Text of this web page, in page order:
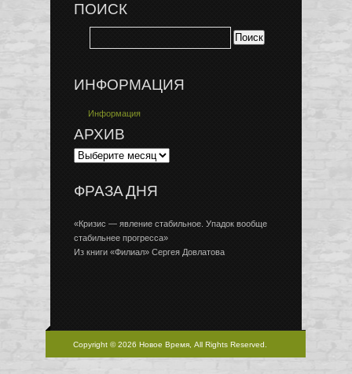
ПОИСК
ИНФОРМАЦИЯ
Информация
АРХИВ
ФРАЗА ДНЯ
«Кризис — явление стабильное. Упадок вообще
стабильнее прогресса»
Из книги «Филиал» Сергея Довлатова
Copyright © 2026 Новое Время, All Rights Reserved.